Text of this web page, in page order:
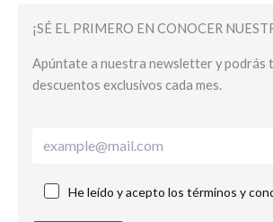
¡SÉ EL PRIMERO EN CONOCER
Apúntate a nuestra newsletter y podrás
descuentos exclusivos cada mes.
He leído y acepto los términos y